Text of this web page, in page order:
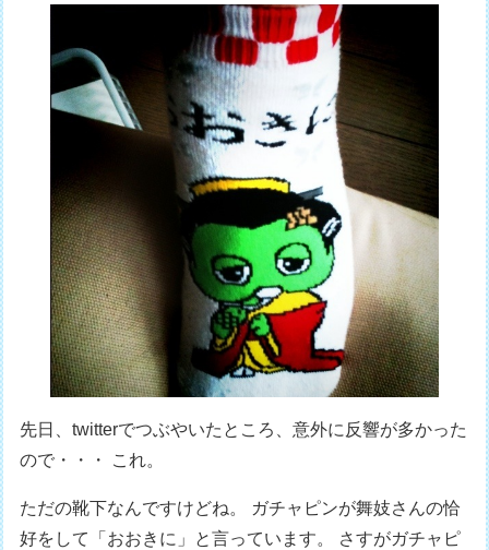
先日、twitterでつぶやいたところ、意外に反響が多かった
ので・・・ これ。
ただの靴下なんですけどね。 ガチャピンが舞妓さんの恰
好をして「おおきに」と言っています。 さすがガチャピ